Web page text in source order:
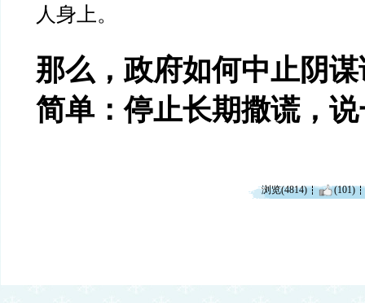
人身上。
那么，政府如何中止阴
简单：停止长期撒谎，
浏览(4814) (101)